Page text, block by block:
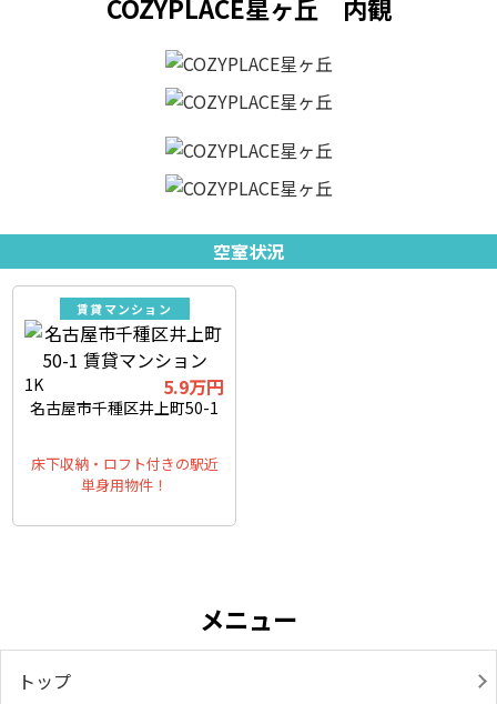
COZYPLACE星ヶ丘 内観
空室状況
賃貸マンション
1K 5.9万円
名古屋市千種区井上町50-1
床下収納・ロフト付きの駅近
単身用物件！
メニュー
トップ